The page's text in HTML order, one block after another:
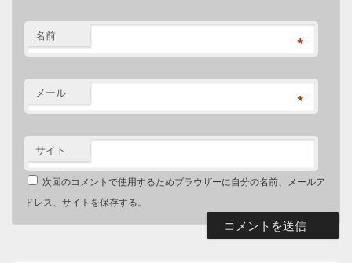
名前 *
メール *
サイト
次回のコメントで使用するためブラウザーに自分の名前、メールア
ドレス、サイトを保存する。